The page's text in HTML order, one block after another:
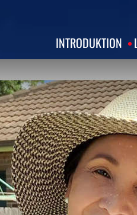
INTRODUKTION